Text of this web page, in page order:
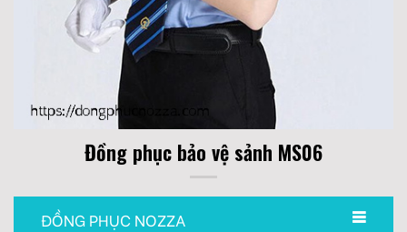
Đồng phục bảo vệ sảnh MS06
ĐỒNG PHỤC NOZZA